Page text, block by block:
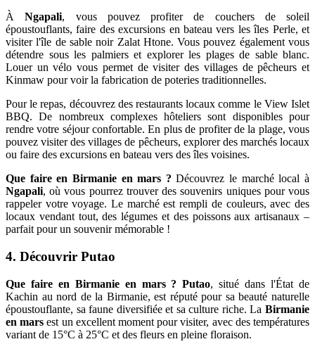
ÀNgapali, vous pouvez profiter de couchers de soleil
époustouflants, faire des excursions en bateau vers les îles Perle, et
visiter l'île de sable noir Zalat Htone. Vous pouvez également vous
détendre sous les palmiers et explorer les plages de sable blanc.
Louer un vélo vous permet de visiter des villages de pêcheurs et
Kinmaw pour voir la fabrication de poteries traditionnelles.
Pour le repas, découvrez des restaurants locaux comme le View Islet
BBQ. De nombreux complexes hôteliers sont disponibles pour
rendre votre séjour confortable. En plus de profiter de la plage, vous
pouvez visiter des villages de pêcheurs, explorer des marchés locaux
ou faire des excursions en bateau vers des îles voisines.
Que faire en Birmanie en mars ? Découvrez le marché local à
Ngapali, où vous pourrez trouver des souvenirs uniques pour vous
rappeler votre voyage. Le marché est rempli de couleurs, avec des
locaux vendant tout, des légumes et des poissons aux artisanaux –
parfait pour un souvenir mémorable !
4. Découvrir Putao
Que faire en Birmanie en mars ? Putao, situé dans l'État de
Kachin au nord de la Birmanie, est réputé pour sa beauté naturelle
époustouflante, sa faune diversifiée et sa culture riche. La Birmanie
en mars est un excellent moment pour visiter, avec des températures
variant de 15°C à 25°C et des fleurs en pleine floraison.